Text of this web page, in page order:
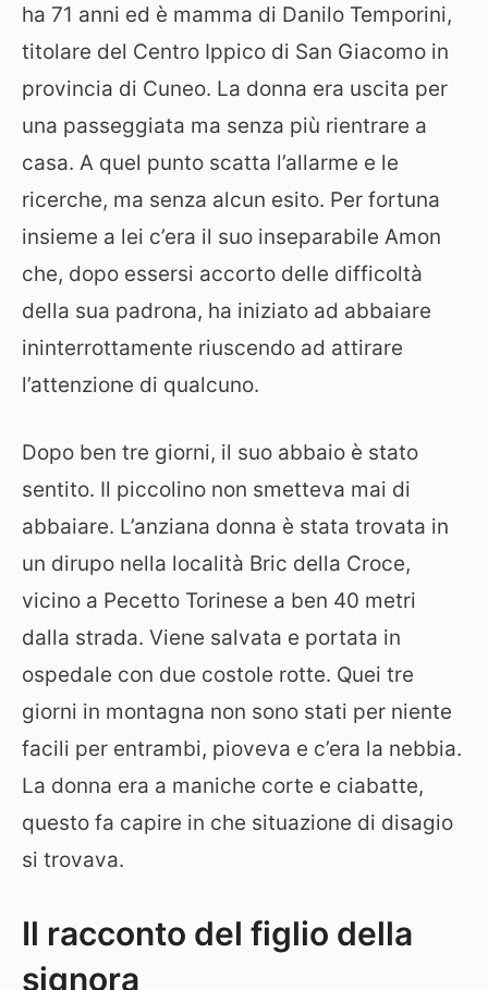
ha 71 anni ed è mamma di Danilo Temporini,
titolare del Centro Ippico di San Giacomo in
provincia di Cuneo. La donna era uscita per
una passeggiata ma senza più rientrare a
casa. A quel punto scatta l’allarme e le
ricerche, ma senza alcun esito. Per fortuna
insieme a lei c’era il suo inseparabile Amon
che, dopo essersi accorto delle difficoltà
della sua padrona, ha iniziato ad abbaiare
ininterrottamente riuscendo ad attirare
l’attenzione di qualcuno.
Dopo ben tre giorni, il suo abbaio è stato
sentito. Il piccolino non smetteva mai di
abbaiare. L’anziana donna è stata trovata in
un dirupo nella località Bric della Croce,
vicino a Pecetto Torinese a ben 40 metri
dalla strada. Viene salvata e portata in
ospedale con due costole rotte. Quei tre
giorni in montagna non sono stati per niente
facili per entrambi, pioveva e c’era la nebbia.
La donna era a maniche corte e ciabatte,
questo fa capire in che situazione di disagio
si trovava.
Il racconto del figlio della
signora